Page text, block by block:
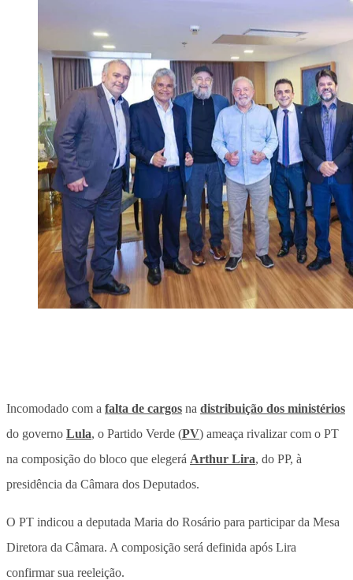
Incomodado com a falta de cargos na distribuição dos ministérios
do governo Lula, o Partido Verde (PV) ameaça rivalizar com o PT
na composição do bloco que elegerá Arthur Lira, do PP, à
presidência da Câmara dos Deputados.
O PT indicou a deputada Maria do Rosário para participar da Mesa
Diretora da Câmara. A composição será definida após Lira
confirmar sua reeleição.